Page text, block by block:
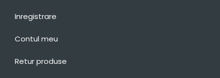
Inregistrare
Contul meu
Retur produse